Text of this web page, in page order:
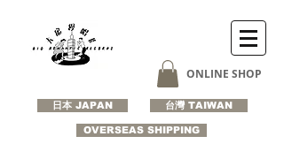
日本 JAPAN
ONLINE SHOP
台灣 TAIWAN
OVERSEAS SHIPPING